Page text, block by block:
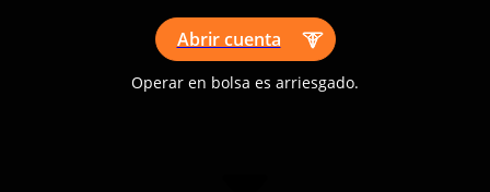
Abrir cuenta
Operar en bolsa es arriesgado.